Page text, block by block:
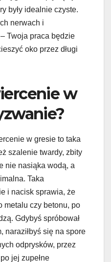
były idealnie czyste.
nerwach i
Twoja praca będzie
oko przez długi
w
w gresie to taka
szalenie twardy, zbity
nie nasiąka wodą, a
Taka
i nacisk sprawia, że
metalu czy betonu, po
Gdybyś spróbował
naraziłbyś się na spore
odprysków, przez
jej zupełne